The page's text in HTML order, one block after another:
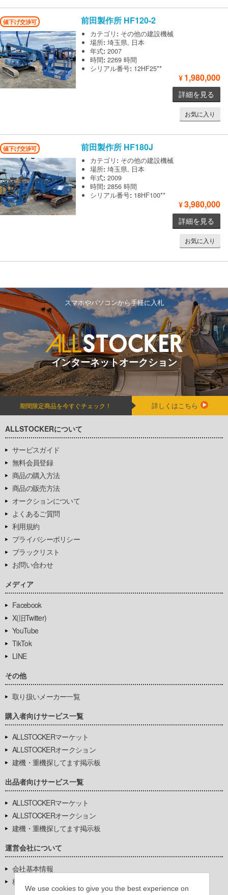
We use cookies to give you the best experience on
値下げ交渉可 前田製作所 HF120-2
カテゴリ : その他の建設機械
場所:埼玉県, 日本
年式:2007
時間:2269 時間
シリアル番号: 12HF25**
¥ 1,980,000
詳細を見る
お気に入り
値下げ交渉可 前田製作所 HF180J
カテゴリ : その他の建設機械
場所:埼玉県, 日本
年式:2009
時間:2856 時間
シリアル番号: 18HF100**
¥3,980,000
詳細を見る
お気に入り
スマホやパソコンから手軽に入札
インターネットオークション
期間限定商品を今すぐチェック！ 詳しくはこちら
ALLSTOCKERについて
サービスガイド
無料会員登録
商品の購入方法
商品の販売方法
オークションについて
よくあるご質問
利用規約
プライバシーポリシー
ブラックリスト
お問い合わせ
メディア
Facebook
X(旧Twitter)
YouTube
TikTok
LINE
その他
取り扱いメーカー一覧
購入者向けサービス一覧
ALLSTOCKERマーケット
ALLSTOCKERオークション
建機・重機探してます掲示板
出品者向けサービス一覧
ALLSTOCKERマーケット
ALLSTOCKERオークション
建機・重機探してます掲示板
運営会社について
会社基本情報
株式会社豊環境開発